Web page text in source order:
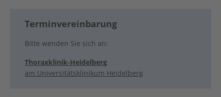
Terminvereinbarung
Bitte wenden Sie sich an:
Thoraxklinik-Heidelberg
am Universitätsklinikum Heidelberg